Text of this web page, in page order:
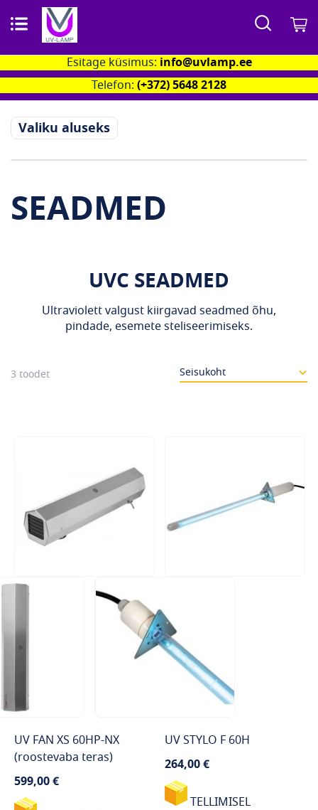
Otsi
Esitage küsimus: info@uvlamp.ee
Telefon: (+372) 5648 2128
Valiku aluseks
SEADMED
UVC SEADMED
Ultraviolett valgust kiirgavad seadmed õhu,
pindade, esemete steliseerimiseks.
3 toodet
UV FAN XS 60HP-NX
(roostevaba teras)
599,00 €
UV STYLO F 60H
264,00 €
TELLIMISEL